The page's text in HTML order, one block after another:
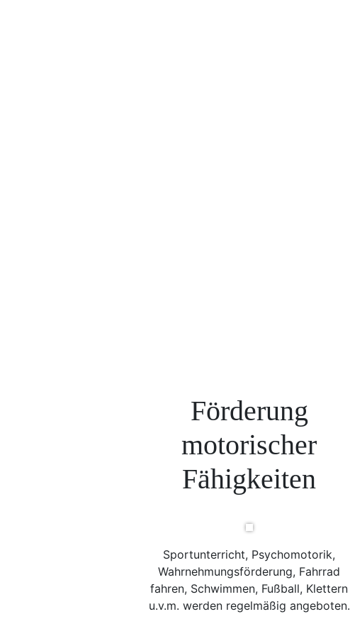
Förderung
motorischer
Fähigkeiten
Sportunterricht, Psychomotorik,
Wahrnehmungsförderung, Fahrrad
fahren, Schwimmen, Fußball, Klettern
u.v.m. werden regelmäßig angeboten.